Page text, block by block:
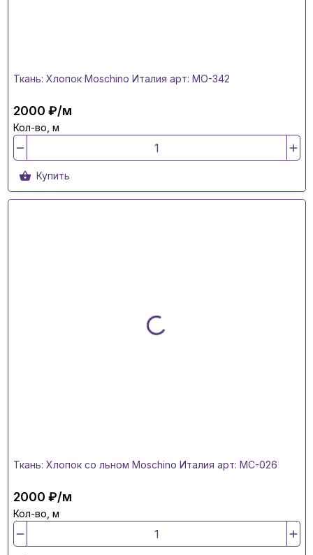
Ткань: Хлопок Moschino Италия арт: MO-342
2000 ₽/м
Кол-во, м
Купить
Ткань: Хлопок со льном Moschino Италия арт: MC-026
2000 ₽/м
Кол-во, м